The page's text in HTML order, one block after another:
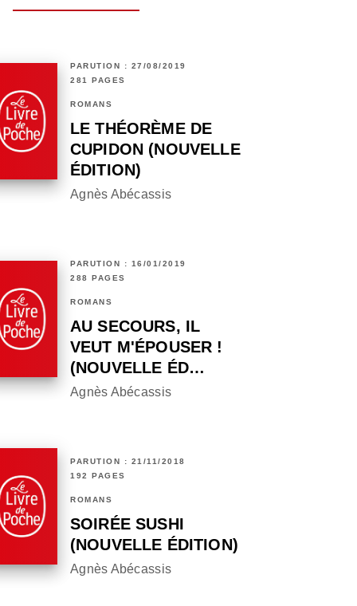
PARUTION : 27/08/2019
281 PAGES
ROMANS
LE THÉORÈME DE
CUPIDON (NOUVELLE
ÉDITION)
Agnès Abécassis
PARUTION : 16/01/2019
288 PAGES
ROMANS
AU SECOURS, IL
VEUT M'ÉPOUSER !
(NOUVELLE ÉD…
Agnès Abécassis
PARUTION : 21/11/2018
192 PAGES
ROMANS
SOIRÉE SUSHI
(NOUVELLE ÉDITION)
Agnès Abécassis